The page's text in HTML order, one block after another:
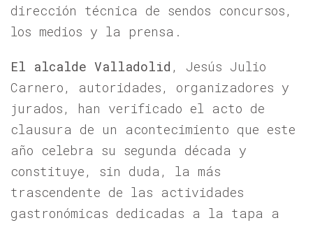
dirección técnica de sendos concursos,
los medios y la prensa.
El alcalde Valladolid , Jesús Julio
Carnero, autoridades, organizadores y
jurados, han verificado el acto de
clausura de un acontecimiento que este
año celebra su segunda década y
constituye, sin duda, la más
trascendente de las actividades
gastronómicas dedicadas a la tapa a